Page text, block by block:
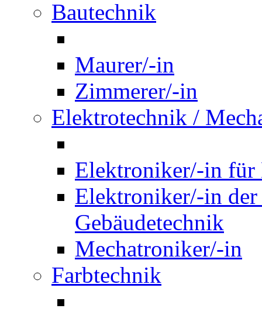
Bautechnik
Maurer/-in
Zimmerer/-in
Elektrotechnik /
Elektroniker/-in für
Elektroniker/-in
Gebäudetechnik
Mechatroniker/-in
Farbtechnik